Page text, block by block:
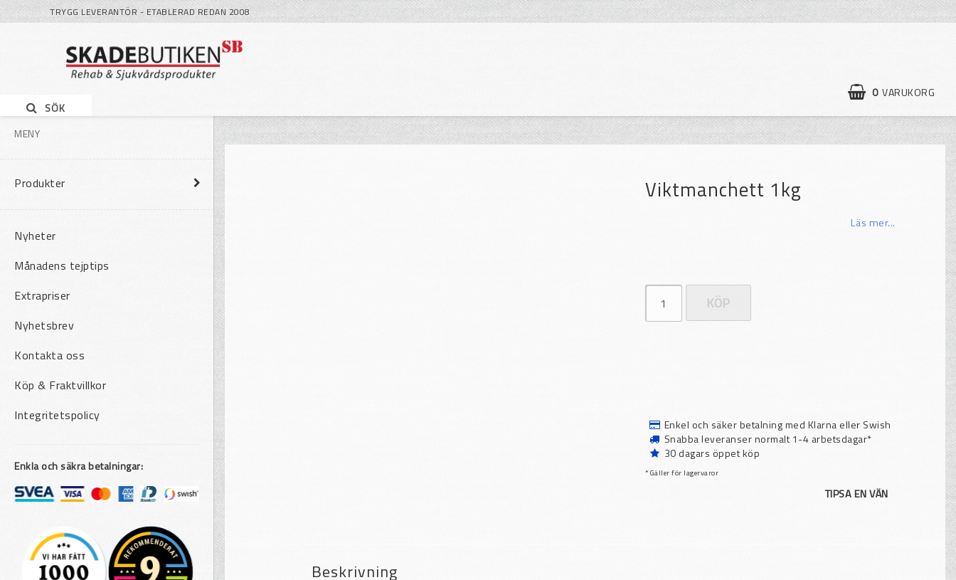
TRYGG LEVERANTÖR - ETABLERAD REDAN 2008
0 VARUKORG
SÖK
MENY
Produkter
Nyheter
Månadens tejptips
Extrapriser
Nyhetsbrev
Kontakta oss
Köp & Fraktvillkor
Integritetspolicy
Enkla och säkra betalningar:
Viktmanchett 1kg
Läs mer...
KÖP
Enkel och säker betalning med Klarna eller Swish
Snabba leveranser normalt 1-4 arbetsdagar*
30 dagars öppet köp
* Gäller för lagervaror
TIPSA EN VÄN
Beskrivning